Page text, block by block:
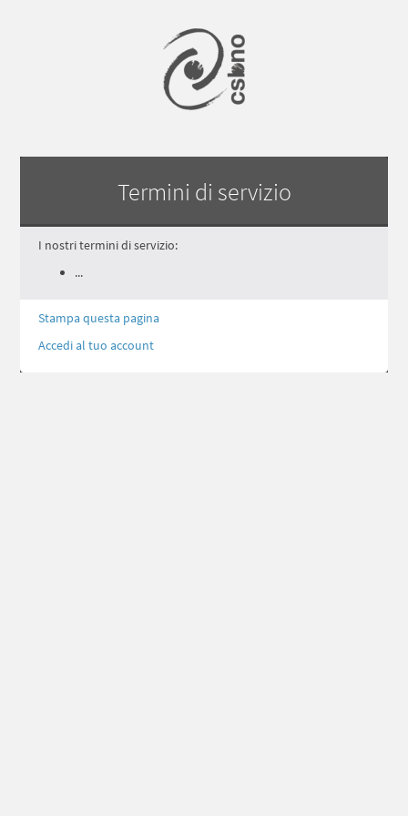
Termini di servizio
I nostri termini di servizio:
...
Stampa questa pagina
Accedi al tuo account